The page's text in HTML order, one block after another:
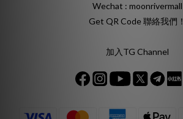
Wechat : moonrivermall
Get QR Code 聯絡我們！
加入TG Channel